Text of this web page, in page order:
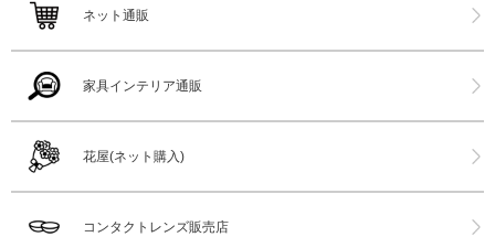
ネット通販
家具インテリア通販
花屋(ネット購入)
コンタクトレンズ販売店